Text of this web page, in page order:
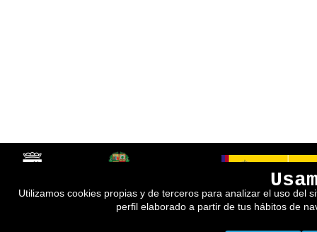
Utilizamos cookies propias y de terceros para analizar el uso del
perfil elaborado a partir de tus hábitos de